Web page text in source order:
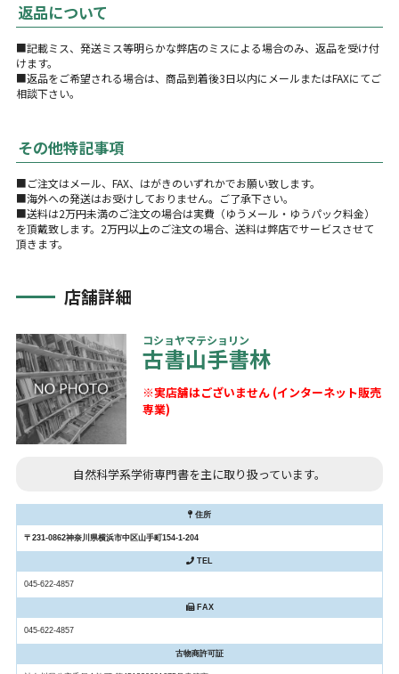
返品について
■記載ミス、発送ミス等明らかな弊店のミスによる場合のみ、返品を受け付
けます。
■返品をご希望される場合は、商品到着後3日以内にメールまたはFAXにてご
相談下さい。
その他特記事項
■ご注文はメール、FAX、はがきのいずれかでお願い致します。
■海外への発送はお受けしておりません。ご了承下さい。
■送料は2万円未満のご注文の場合は実費（ゆうメール・ゆうパック料金）
を頂戴致します。2万円以上のご注文の場合、送料は弊店でサービスさせて
頂きます。
店舗詳細
コショヤマテショリン
古書山手書林
※実店舗はございません (インターネット販売
専業)
自然科学系学術専門書を主に取り扱っています。
住所
〒231-0862神奈川県横浜市中区山手町154-1-204
TEL
045-622-4857
FAX
045-622-4857
古物商許可証